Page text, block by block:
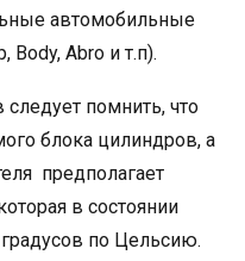
автомобильные
Body, Abro и т.п).
помнить, что
блока цилиндров, а
предполагает
в состоянии
по Цельсию.